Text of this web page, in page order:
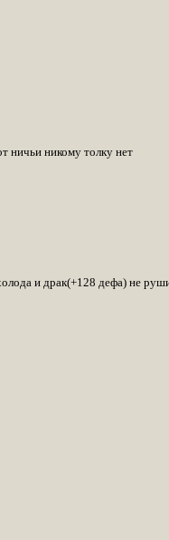
ничьи никому толку нет
и драк(+128 дефа) не